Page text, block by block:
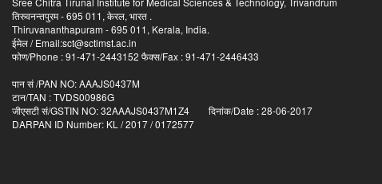
तिरुवनन्तपुरम - 695 011, केरल, भारत .
Thiruvananthapuram - 695 011, Kerala, India.
ईमेल / Email:sct@sctimst.ac.in
फोण/Phone : 91-471-2443152 फैक्स/Fax : 91-471-2446433
पान सं /PAN NO: AAAJS0437M
टान/TAN : TVDS00986G
जीएसटी सं/GSTIN NO: 32AAAJS0437M1Z4 दिनांक/Date : 28-06-2017
DARPAN ID Number: KL / 2017 / 0172577